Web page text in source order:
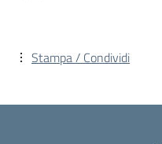
Stampa / Condividi